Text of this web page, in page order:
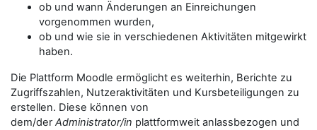
ob und wann Änderungen an Einreichungen
vorgenommen wurden,
ob und wie sie in verschiedenen Aktivitäten mitgewirkt
haben.
Die Plattform Moodle ermöglicht es weiterhin, Berichte zu
Zugriffszahlen, Nutzeraktivitäten und Kursbeteiligungen zu
erstellen. Diese können von
dem/derAdministrator/in plattformweit anlassbezogen und